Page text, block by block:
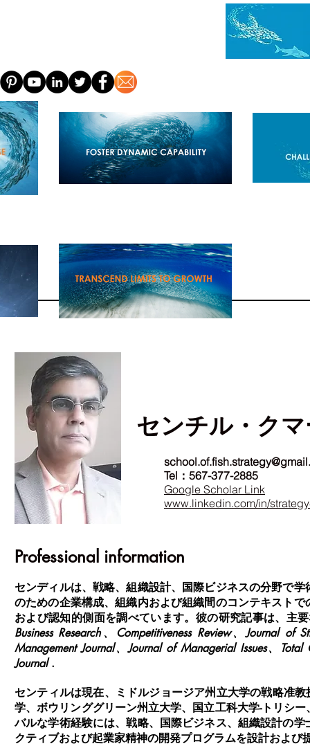
A
センチル・ク
Tel：567-377-2885
Google Scholar Link
www.linkedin.com/in/
Professional information
センディルは、戦略、組織設計、国際ビジネスの分野で
のための企業構成、組織内および組織間のコンテキスト
および認知的側面を調べています。彼の研究記事は、主
Business Research、Competitiveness Review、Journal
Management Journal、Journal of Managerial Issues、
Journal.
センティルは現在、ミドルジョージア州立大学の戦略准
学、ボウリンググリーン州立大学、国立工科大学-トリシ
バルな学術経験には、戦略、国際ビジネス、組織設計の
クティブおよび起業家精神の開発プログラムを設計および